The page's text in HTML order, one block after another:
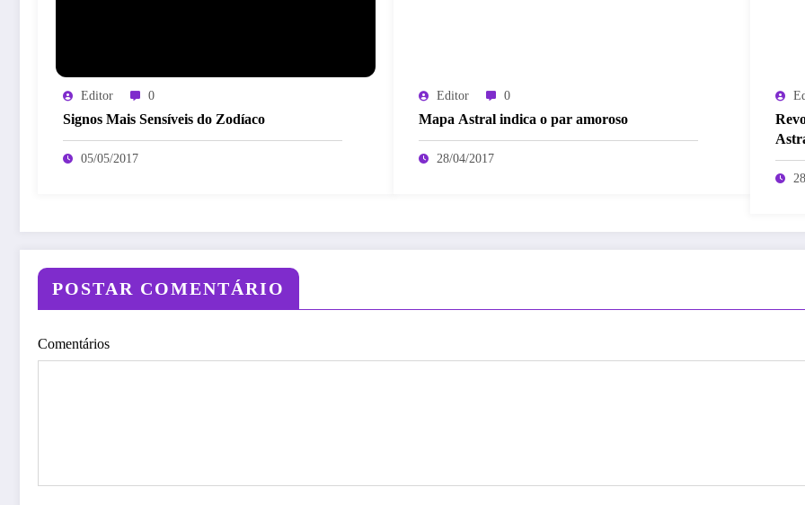
Editor 0
Signos Mais Sensíveis do Zodíaco
05/05/2017
Editor 0
Mapa Astral indica o par amoroso
28/04/2017
POSTAR COMENTÁRIO
Comentários